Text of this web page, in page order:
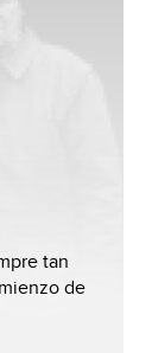
tan
de